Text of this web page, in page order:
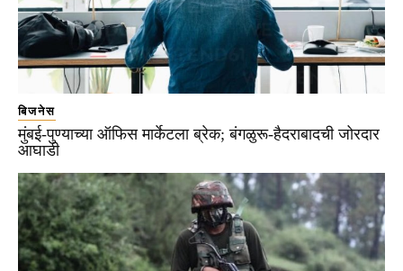
बिजनेस
मुंबई-पुण्याच्या ऑफिस मार्केटला ब्रेक; बंगळुरू-हैदराबादची जोरदार
आघाडी